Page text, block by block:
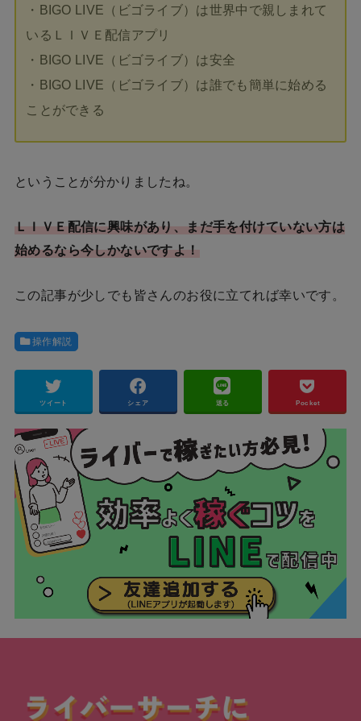
・BIGO LIVE（ビゴライブ）は世界中で親しまれて
いるＬＩＶＥ配信アプリ
・BIGO LIVE（ビゴライブ）は安全
・BIGO LIVE（ビゴライブ）は誰でも簡単に始める
ことができる
ということが分かりましたね。
ＬＩＶＥ配信に興味があり、まだ手を付けていない方は
始めるなら今しかないですよ！
この記事が少しでも皆さんのお役に立てれば幸いです。
操作解説
ツイート シェア 送る Pocket